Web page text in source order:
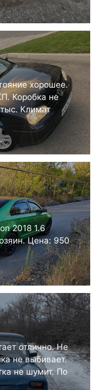
хорошее.
Коробка не
Климат
2018 1.6
Цена: 950
отлично. Не
не выбивает.
не шумит. По